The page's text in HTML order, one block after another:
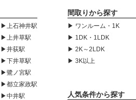
▶上石神井駅
▶上井草駅
▶井荻駅
▶下井草駅
▶鷺ノ宮駅
▶都立家政駅
▶中井駅
間取りから探す
▶ ワンルーム・1K
▶ 1DK・1LDK
▶ 2K～2LDK
▶ 3K以上
人気条件から探す